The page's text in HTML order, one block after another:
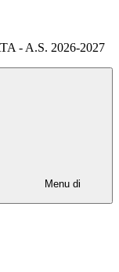
- A.S. 2026-2027
Menu di